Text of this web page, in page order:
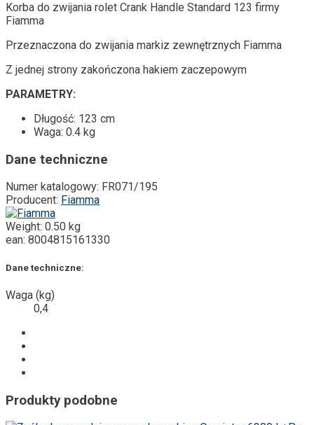
Korba do zwijania rolet Crank Handle Standard 123 firmy
Fiamma
Przeznaczona do zwijania markiz zewnętrznych Fiamma
Z jednej strony zakończona hakiem zaczepowym
PARAMETRY:
Długość: 123 cm
Waga: 0.4 kg
Dane techniczne
Numer katalogowy: FR071/195
Producent: Fiamma
Weight: 0.50 kg
ean: 8004815161330
Dane techniczne:
Waga (kg)
0,4
Produkty podobne